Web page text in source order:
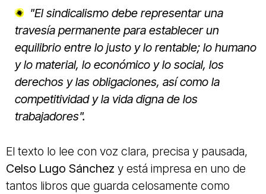
"El sindicalismo debe representar una
travesía permanente para establecer un
equilibrio entre lo justo y lo rentable; lo humano
y lo material, lo económico y lo social, los
derechos y las obligaciones, así como la
competitividad y la vida digna de los
trabajadores".
El texto lo lee con voz clara, precisa y pausada,
Celso Lugo Sánchez y está impresa en uno de
tantos libros que guarda celosamente como